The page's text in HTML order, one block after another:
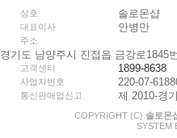
상호 솔로몬샵
대표이사 안병만
주소
경기도 남양주시 진접읍 금강로1845
고객센터 1899-8638
사업자번호 220-07-
통신판매업신고 제 2010-경
COPYRIGHT (C) 솔로몬
SYSTEM